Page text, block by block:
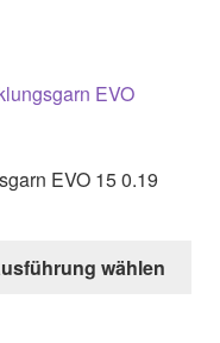
EVO 15 0.19
wählen